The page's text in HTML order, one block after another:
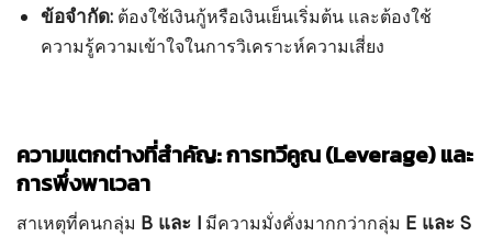
ข้อจำกัด: ต้องใช้เงินกู้หรือเงินเย็นเริ่มต้น และต้องใช้
ความรู้ความเข้าใจในการวิเคราะห์ความเสี่ยง
ความแตกต่างที่สำคัญ: การทวีคูณ (Leverage) และ
การพึ่งพาเวลา
สาเหตุที่คนกลุ่ม B และ I มีความมั่งคั่งมากกว่ากลุ่ม E และ S